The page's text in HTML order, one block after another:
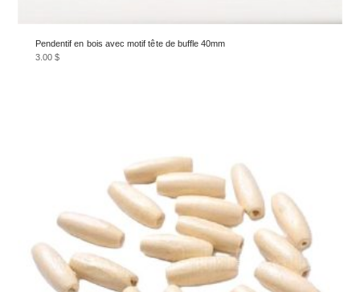
Pendentif en bois avec motif tête de buffle 40mm
3.00$